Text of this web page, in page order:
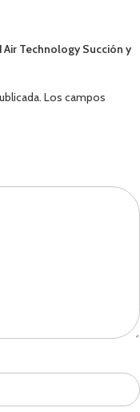
Air Technology Succión y
Los campos